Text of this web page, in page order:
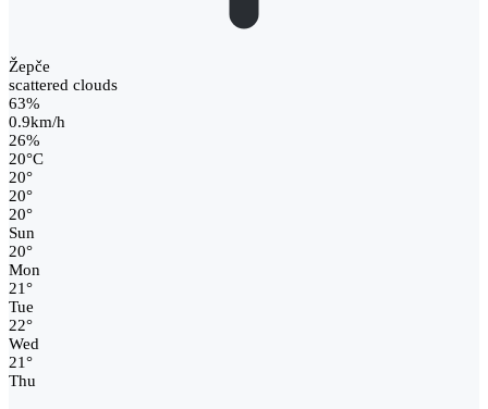
Žepče
scattered clouds
63%
0.9km/h
26%
20°C
20°
20°
20°
Sun
20°
Mon
21°
Tue
22°
Wed
21°
Thu